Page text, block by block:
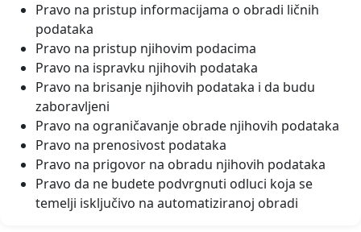
Pravo na pristup informacijama o obradi ličnih
podataka
Pravo na pristup njihovim podacima
Pravo na ispravku njihovih podataka
Pravo na brisanje njihovih podataka i da budu
zaboravljeni
Pravo na ograničavanje obrade njihovih podataka
Pravo na prenosivost podataka
Pravo na prigovor na obradu njihovih podataka
Pravo da ne budete podvrgnuti odluci koja se
temelji isključivo na automatiziranoj obradi